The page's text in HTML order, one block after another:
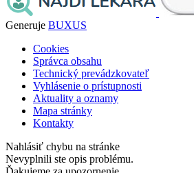
Generuje BUXUS
Cookies
Správca obsahu
Technický prevádzkovateľ
Vyhlásenie o prístupnosti
Aktuality a oznamy
Mapa stránky
Kontakty
Nahlásiť chybu na stránke
Nevyplnili ste opis problému.